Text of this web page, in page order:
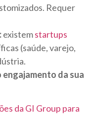
Requer
existemstartups
(saúde, varejo,
da sua
da GI Group para